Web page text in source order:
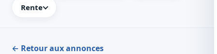
Rente
← Retour aux annonces